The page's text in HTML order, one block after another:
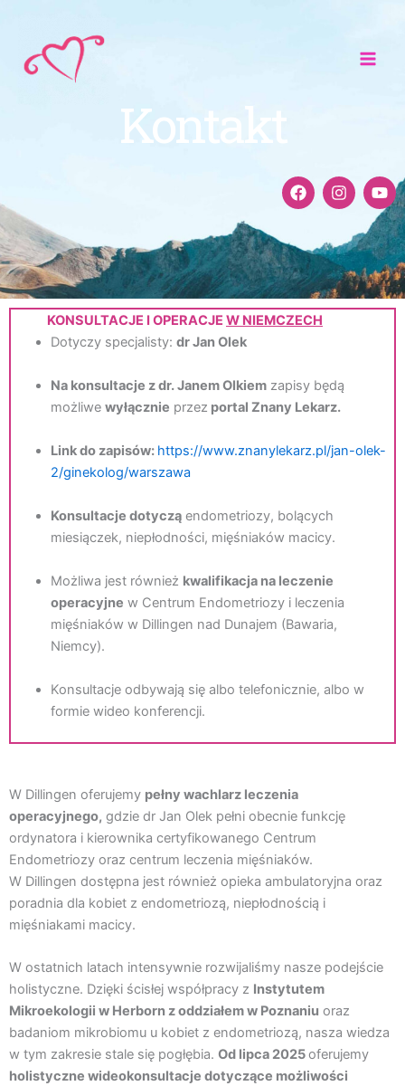
treści
Kontakt
F
a
c
b
o
o
k
I
n
s
a
g
r
a
m
Y
o
u
t
u
b
e
KONSULTACJE I OPERACJE W NIEMCZECH
Dotyczy specjalisty: dr Jan Olek
Na konsultacje z dr. Janem Olkiemzapisy będą
możliwe wyłącznie przez portal Znany Lekarz.
Link do zapisów: https://www.znanylekarz.pl/jan-olek-
2/ginekolog/warszawa
Konsultacje dotycząendometriozy, bolących
miesiączek, niepłodności, mięśniaków macicy.
Możliwa jest również kwalifikacja na leczenie
operacyjne w Centrum Endometriozy i leczenia
mięśniaków w Dillingen nad Dunajem (Bawaria,
Niemcy).
Konsultacje odbywają się albo telefonicznie, albo w
formie wideo konferencji.
W Dillingen oferujemy pełny wachlarz leczenia
operacyjnego, gdzie dr Jan Olek pełni obecnie funkcję
ordynatora i kierownika certyfikowanego Centrum
Endometriozy oraz centrum leczenia mięśniaków.
W Dillingen dostępna jest również opieka ambulatoryjna oraz
poradnia dla kobiet z endometriozą, niepłodnością i
mięśniakami macicy.
W ostatnich latach intensywnie rozwijaliśmy nasze podejście
holistyczne. Dzięki ścisłej współpracy z Instytutem
Mikroekologii w Herborn z oddziałem w Poznaniu oraz
badaniom mikrobiomu u kobiet z endometriozą, nasza wiedza
w tym zakresie stale się pogłębia. Od lipca 2025oferujemy
holistyczne wideokonsultacje dotyczące możliwości